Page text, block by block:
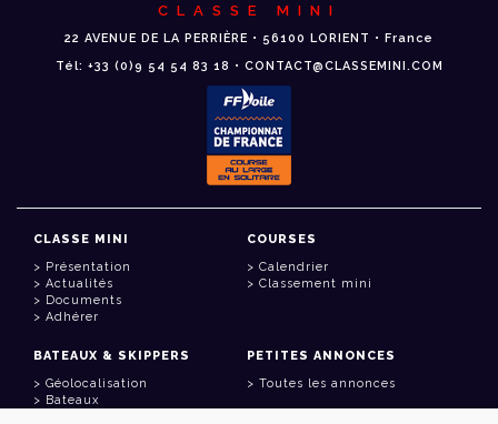
CLASSE MINI
22 AVENUE DE LA PERRIÈRE • 56100 LORIENT • France
Tél: +33 (0)9 54 54 83 18 • CONTACT@CLASSEMINI.COM
CLASSE MINI
Présentation
Actualités
Documents
Adhérer
COURSES
Calendrier
Classement mini
BATEAUX & SKIPPERS
Géolocalisation
Bateaux
PETITES ANNONCES
Toutes les annonces